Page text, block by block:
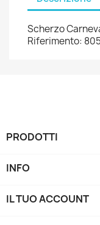
Scherzo
Riferimento:
PRODOTTI
INFO
IL TUO ACCOUNT